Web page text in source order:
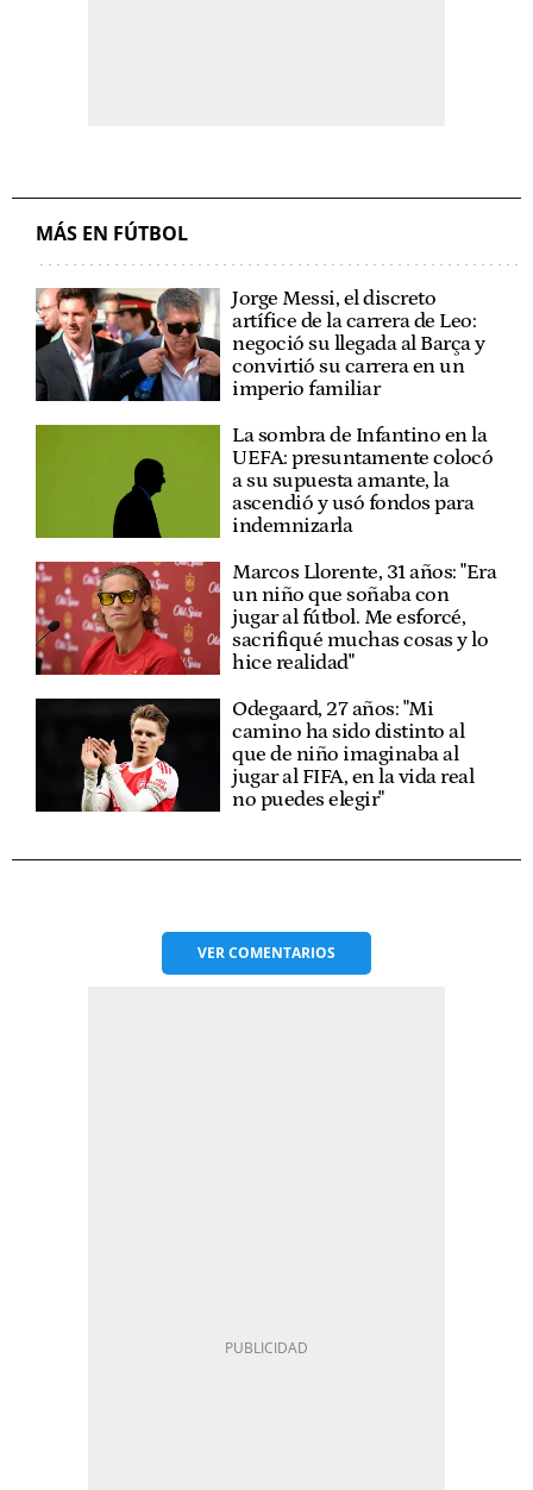
MÁS EN FÚTBOL
Jorge Messi, el discreto
artífice de la carrera de Leo:
negoció su llegada al Barça y
convirtió su carrera en un
imperio familiar
La sombra de Infantino en la
UEFA: presuntamente colocó
a su supuesta amante, la
ascendió y usó fondos para
indemnizarla
Marcos Llorente, 31 años: "Era
un niño que soñaba con
jugar al fútbol. Me esforcé,
sacrifiqué muchas cosas y lo
hice realidad"
Odegaard, 27 años: "Mi
camino ha sido distinto al
que de niño imaginaba al
jugar al FIFA, en la vida real
no puedes elegir"
VERCOMENTARIOS